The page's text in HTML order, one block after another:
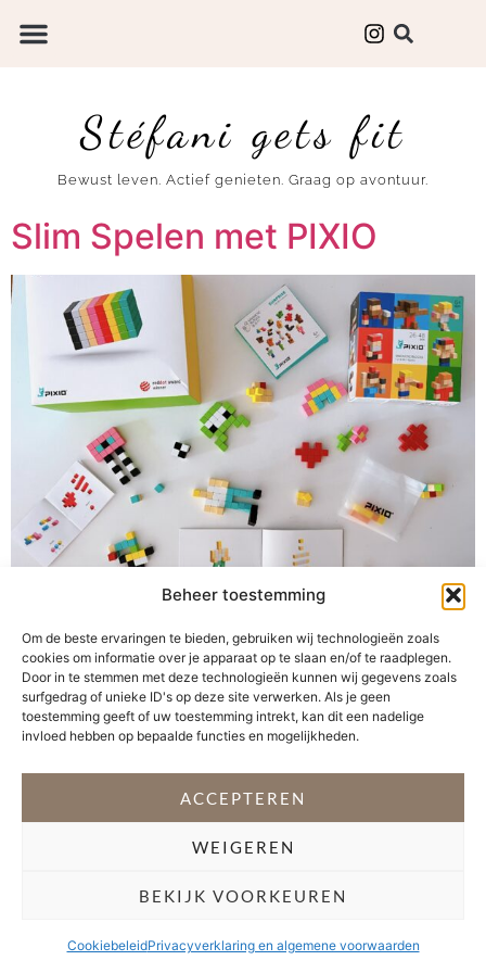
Beheer toestemming
Om de beste ervaringen te bieden, gebruiken wij technologieën zoals
cookies om informatie over je apparaat op te slaan en/of te raadplegen.
Door in te stemmen met deze technologieën kunnen wij gegevens zoals
surfgedrag of unieke ID's op deze site verwerken. Als je geen
toestemming geeft of uw toestemming intrekt, kan dit een nadelige
invloed hebben op bepaalde functies en mogelijkheden.
ACCEPTEREN
WEIGEREN
BEKIJK VOORKEUREN
CookiebeleidPrivacyverklaring en algemene voorwaarden
Stéfani gets fit
Bewust leven. Actief genieten. Graag op avontuur.
Slim Spelen met PIXIO
bouwspeelgoed? In dat geval zullen ze PIXIO helemaal
te gek vinden. Althans, mijn kinderen wel. PIXIO is dé
sensatie onder het magnetisch speelgoed. Het zijn
kleine vierkante blokjes van kunststof met daarin zes
unieke magneetjes aan iedere zijde. Hiermee kunnen
kinderen (en hun ouders) de mooiste […]
Copyright 2026 Stéfani Warning – Privacyverklaring